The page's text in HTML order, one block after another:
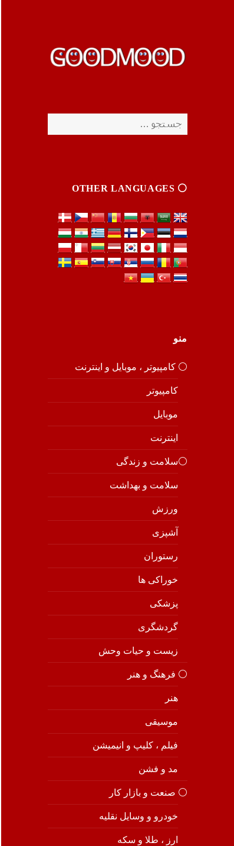
برای:
⚪️ OTHER LANGUAGES
منو
⚪️ کامپیوتر ، موبایل و اینترنت
کامپیوتر
موبایل
اینترنت
⚪️سلامت و زندگی
سلامت و بهداشت
ورزش
آشپزی
رستوران
خوراکی ها
پزشکی
گردشگری
زیست و حیات وحش
⚪️ فرهنگ و هنر
هنر
موسیقی
فیلم ، کلیپ و انیمیشن
مد و فشن
⚪️ صنعت و بازار کار
خودرو و وسایل نقلیه
ارز ، طلا و سکه